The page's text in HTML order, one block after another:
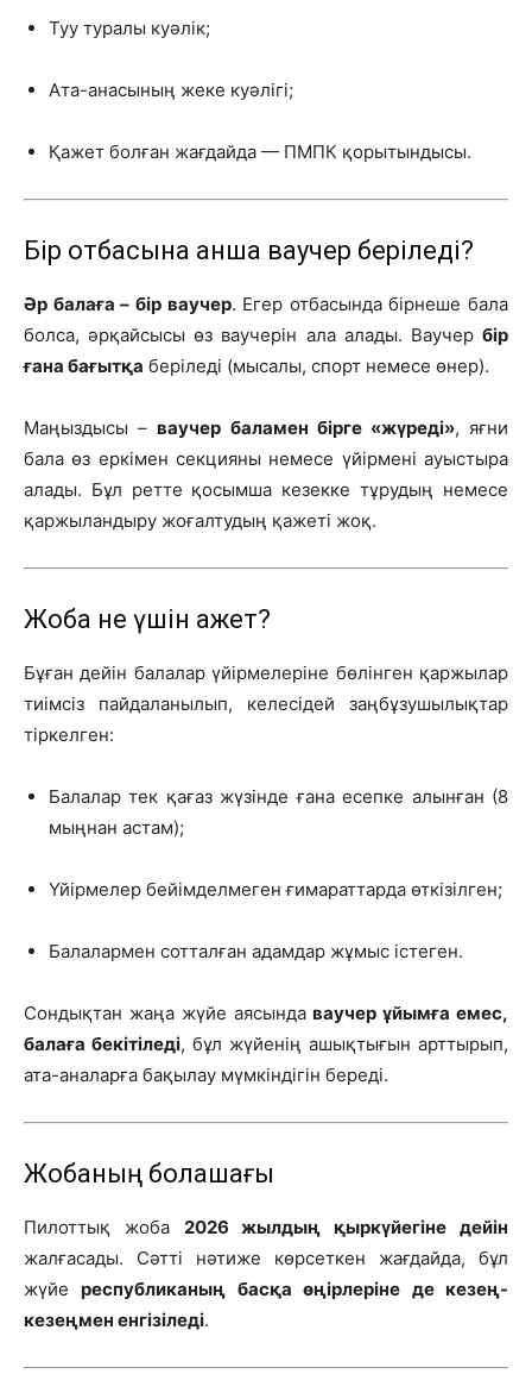
Туу туралы куәлік;
Ата-анасының жеке куәлігі;
Қажет болған жағдайда — ПМПК қорытындысы.
Бір отбасына қанша ваучер беріледі?
Әр балаға – бір ваучер. Егер отбасында бірнеше бала
болса, әрқайсысы өз ваучерін ала алады. Ваучер бір
ғана бағытқа беріледі (мысалы, спорт немесе өнер).
Маңыздысы –ваучер баламен бірге «жүреді», яғни
бала өз еркімен секцияны немесе үйірмені ауыстыра
алады. Бұл ретте қосымша кезекке тұрудың немесе
қаржыландыру жоғалтудың қажеті жоқ.
Жоба не үшін қажет?
Бұған дейін балалар үйірмелеріне бөлінген қаржылар
тиімсіз пайдаланылып, келесідей заңбұзушылықтар
тіркелген:
Балалар тек қағаз жүзінде ғана есепке алынған (8
мыңнан астам);
Үйірмелер бейімделмеген ғимараттарда өткізілген;
Балалармен сотталған адамдар жұмыс істеген.
Сондықтан жаңа жүйе аясындаваучер ұйымға емес,
балаға бекітіледі, бұл жүйенің ашықтығын арттырып,
ата-аналарға бақылау мүмкіндігін береді.
Жобаның болашағы
Пилоттық жоба 2026 жылдың қыркүйегіне дейін
жалғасады. Сәтті нәтиже көрсеткен жағдайда, бұл
жүйереспубликаның басқа өңірлеріне де кезең-
кезеңмен енгізіледі.